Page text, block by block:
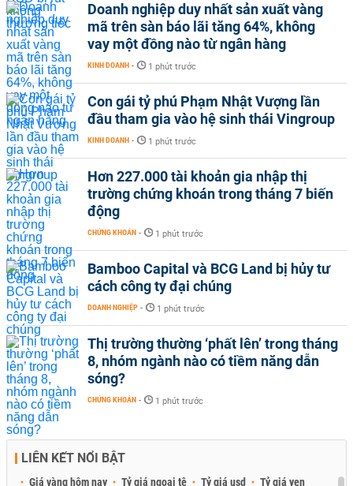
Doanh nghiệp duy nhất sản xuất vàng
mã trên sàn báo lãi tăng 64%, không
vay một đồng nào từ ngân hàng
KINH DOANH - 1 phút trước
Con gái tỷ phú Phạm Nhật Vượng lần
đầu tham gia vào hệ sinh thái Vingroup
KINH DOANH - 1 phút trước
Hơn 227.000 tài khoản gia nhập thị
trường chứng khoán trong tháng 7 biến
động
CHỨNG KHOÁN - 1 phút trước
Bamboo Capital và BCG Land bị hủy tư
cách công ty đại chúng
DOANH NGHIỆP - 1 phút trước
Thị trường thường ‘phất lên’ trong tháng
8, nhóm ngành nào có tiềm năng dẫn
sóng?
CHỨNG KHOÁN - 1 phút trước
LIÊN KẾT NỔI BẬT
Giá vàng hôm nay Tỷ giá ngoại tệ Tỷ giá usd Tỷ giá yen